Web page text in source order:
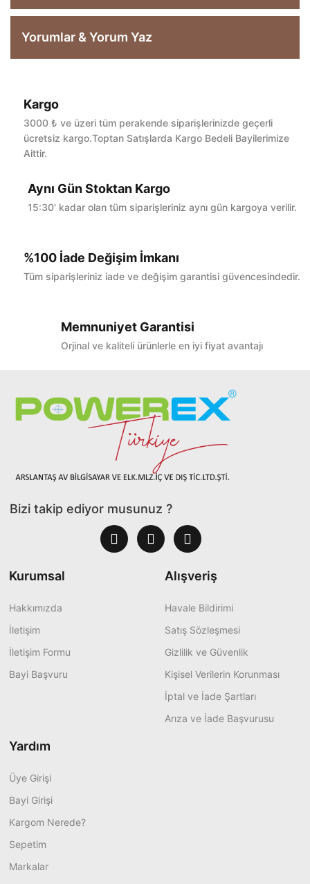
Yorumlar & Yorum Yaz
Bu ürüne ilk yorumu siz yapın!
Kargo
3000 ₺ ve üzeri tüm perakende siparişlerinizde geçerli
ücretsiz kargo.Toptan Satışlarda Kargo Bedeli Bayilerimize
Aittir.
Aynı Gün Stoktan Kargo
15:30' kadar olan tüm siparişleriniz aynı gün kargoya verilir.
%100 İade Değişim İmkanı
Tüm siparişleriniz iade ve değişim garantisi güvencesindedir.
Memnuniyet Garantisi
Orjinal ve kaliteli ürünlerle en iyi fiyat avantajı
Bizi takip ediyor musunuz ?
Kurumsal
Hakkımızda
İletişim
İletişim Formu
Bayi Başvuru
Alışveriş
Havale Bildirimi
Satış Sözleşmesi
Gizlilik ve Güvenlik
Kişisel Verilerin Korunması
İptal ve İade Şartları
Arıza ve İade Başvurusu
Yardım
Üye Girişi
Bayi Girişi
Kargom Nerede?
Sepetim
Markalar